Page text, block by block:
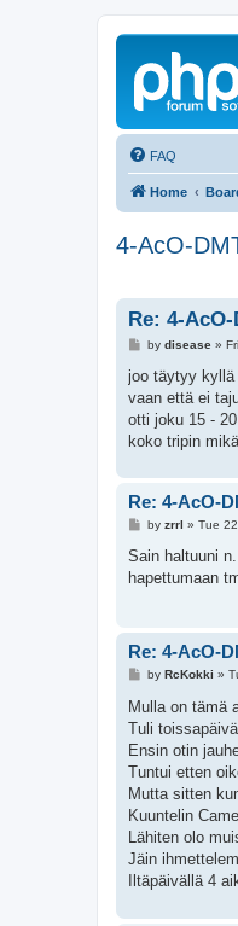
FAQ
Home
4-AcO-
Re: 4-AcO-
P
s
by disease»
joo täytyy kyllä
vaan että ei
otti joku 15 -
koko tripin
Re: 4-AcO-
P
s
by zrrl » Tue
Sain haltuuni
hapettumaan
Re: 4-AcO-
P
s
t
by RcKokki »
Mulla on tämä
Tuli
Ensin otin
Tuntui etten
Mutta sitten
Kuuntelin
Lähiten olo
Jäin
Iltäpäivällä 4